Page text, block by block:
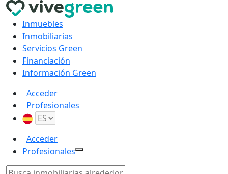
Inmuebles
Inmobiliarias
Servicios Green
Financiación
Información Green
Acceder
Profesionales
Acceder
Profesionales